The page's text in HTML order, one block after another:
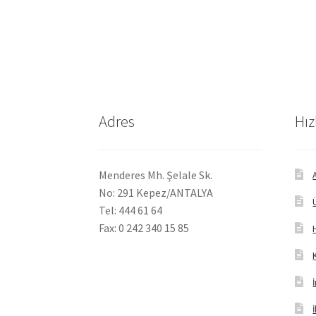
Adres
Menderes Mh. Şelale Sk.
No: 291 Kepez/ANTALYA
Tel: 444 61 64
Fax: 0 242 340 15 85